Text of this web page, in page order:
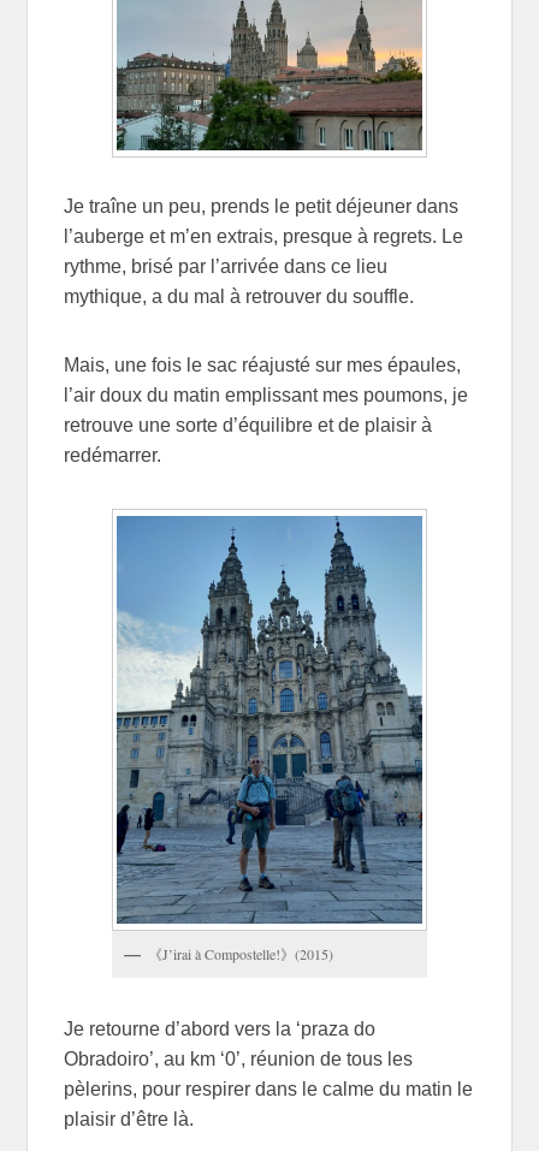
Je traîne un peu, prends le petit déjeuner dans
l’auberge et m’en extrais, presque à regrets. Le
rythme, brisé par l’arrivée dans ce lieu
mythique, a du mal à retrouver du souffle.
Mais, une fois le sac réajusté sur mes épaules,
l’air doux du matin emplissant mes poumons, je
retrouve une sorte d’équilibre et de plaisir à
redémarrer.
《J’irai à Compostelle!》(2015)
Je retourne d’abord vers la ‘praza do
Obradoiro’, au km ‘0’, réunion de tous les
pèlerins, pour respirer dans le calme du matin le
plaisir d’être là.